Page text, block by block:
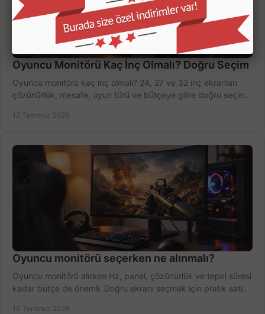
Oyuncu Monitörü Kaç İnç Olmalı? Doğru Seçim
Oyuncu monitörü kaç inç olmalı? 24, 27 ve 32 inç ekranları
çözünürlük, mesafe, oyun türü ve bütçeye göre doğru seçin,
12 Temmuz 2026
Oyuncu monitörü seçerken ne alınmalı?
Oyuncu monitörü alırken Hz, panel, çözünürlük ve tepki süresi
kadar bütçe de önemli. Doğru ekranı seçmek için pratik satın
10 Temmuz 2026